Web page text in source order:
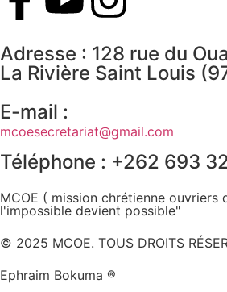
Adresse : 128 rue du
La Rivière Saint Louis
E-mail :
mcoesecretariat@gmail.com
Téléphone : +262 693
MCOE ( mission chrétienne ouvriers
l'impossible devient possible"
© 2025 MCOE. TOUS DROITS
Ephraim Bokuma ®